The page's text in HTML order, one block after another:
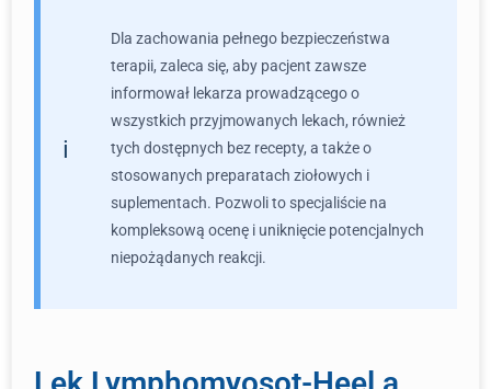
Dla zachowania pełnego bezpieczeństwa
terapii, zaleca się, aby pacjent zawsze
informował lekarza prowadzącego o
wszystkich przyjmowanych lekach, również
tych dostępnych bez recepty, a także o
stosowanych preparatach ziołowych i
suplementach. Pozwoli to specjaliście na
kompleksową ocenę i uniknięcie potencjalnych
niepożądanych reakcji.